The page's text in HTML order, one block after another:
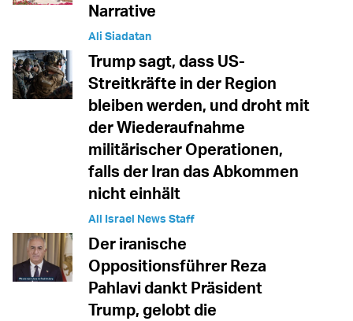
Narrative
Ali Siadatan
Trump sagt, dass US-
Streitkräfte in der Region
bleiben werden, und droht mit
der Wiederaufnahme
militärischer Operationen,
falls der Iran das Abkommen
nicht einhält
All Israel News Staff
Der iranische
Oppositionsführer Reza
Pahlavi dankt Präsident
Trump, gelobt die